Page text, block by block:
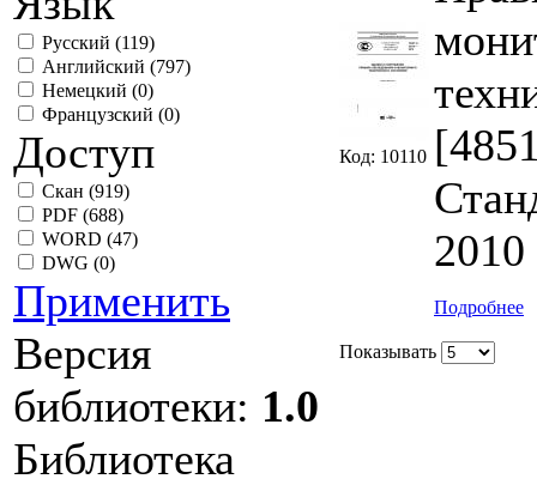
Русский (119)
Английский (797)
Немецкий (0)
Французский (0)
Доступ
Скан (919)
PDF (688)
WORD (47)
DWG (0)
Применить
Версия
библиотеки: 1.0
Библиотека
Код: 10110
2010
Подробнее
Показывать